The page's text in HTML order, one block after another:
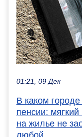
01:21, 09 Дек
В каком
пенсии:
на жилье не